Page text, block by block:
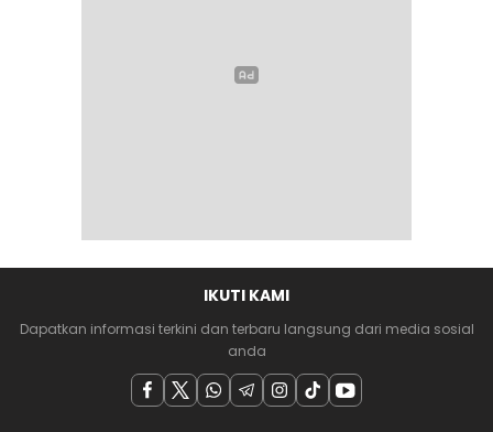
IKUTI KAMI
Dapatkan informasi terkini dan terbaru langsung dari media sosial
anda